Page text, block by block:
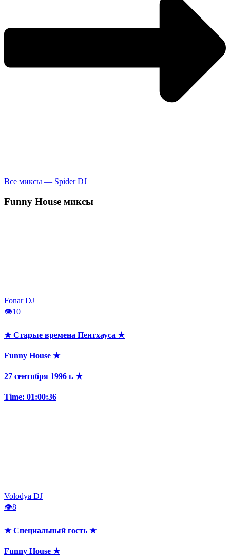
Все миксы — Spider DJ
Funny House миксы
Fonar DJ
👁10
★ Старые времена Пентхауса ★
Funny House ★
27 сентября 1996 г. ★
Time: 01:00:36
Volodya DJ
👁8
★ Специальный гость ★
Funny House ★